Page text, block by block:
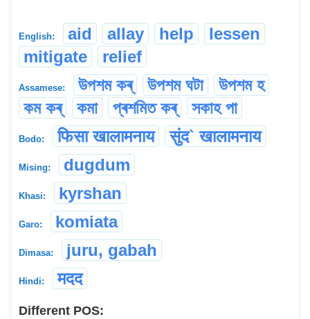
English: aid allay help
lessen
mitigate
relief
Assamese: উপশম কৰ্ উপশম ঘটা
উপশম হ
কম কৰ্
কমা প্ৰশমিত কৰ্ সকাহ পা
Bodo: फिसा खालामनाय सुंद` खालामनाय
Mising: dugdum
Khasi: kyrshan
Garo: komiata
Dimasa: juru, gabah
Hindi: मदद
Different POS: